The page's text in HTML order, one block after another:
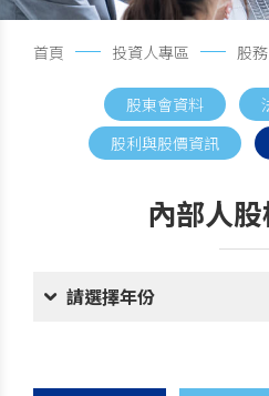
首頁 投資人專區 股
股東會資料
股利與股價資訊
內部人
請選擇年份